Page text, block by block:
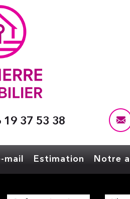
19 37 53 38
mail Estimation Notre